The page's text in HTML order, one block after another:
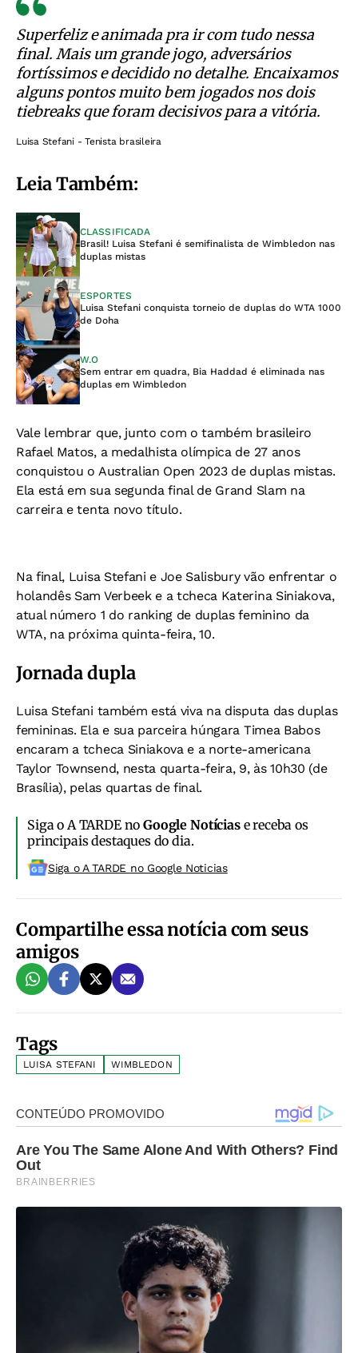
Superfeliz e animada pra ir com tudo nessa
final. Mais um grande jogo, adversários
fortíssimos e decidido no detalhe. Encaixamos
alguns pontos muito bem jogados nos dois
tiebreaks que foram decisivos para a vitória.
Luisa Stefani - Tenista brasileira
Leia Também:
CLASSIFICADA
Brasil! Luisa Stefani é semifinalista de Wimbledon nas
duplas mistas
ESPORTES
Luisa Stefani conquista torneio de duplas do WTA 1000
de Doha
W.O
Sem entrar em quadra, Bia Haddad é eliminada nas
duplas em Wimbledon
Vale lembrar que, junto com o também brasileiro
Rafael Matos, a medalhista olímpica de 27 anos
conquistou o Australian Open 2023 de duplas mistas.
Ela está em sua segunda final de Grand Slam na
carreira e tenta novo título.
Na final, Luisa Stefani e Joe Salisbury vão enfrentar o
holandês Sam Verbeek e a tcheca Katerina Siniakova,
atual número 1 do ranking de duplas feminino da
WTA, na próxima quinta-feira, 10.
Jornada dupla
Luisa Stefani também está viva na disputa das duplas
femininas. Ela e sua parceira húngara Timea Babos
encaram a tcheca Siniakova e a norte-americana
Taylor Townsend, nesta quarta-feira, 9, às 10h30 (de
Brasília), pelas quartas de final.
Siga o A TARDE noGoogle Notíciase receba os
principais destaques do dia.
Siga o A TARDE no Google Noticias
Compartilhe essa notícia com seus
amigos
Tags
LUISA STEFANI WIMBLEDON